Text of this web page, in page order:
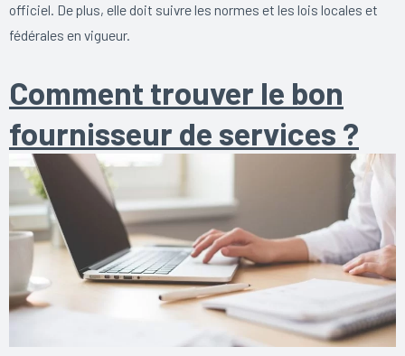
officiel. De plus, elle doit suivre les normes et les lois locales et
fédérales en vigueur.
Comment trouver le bon
fournisseur de services ?